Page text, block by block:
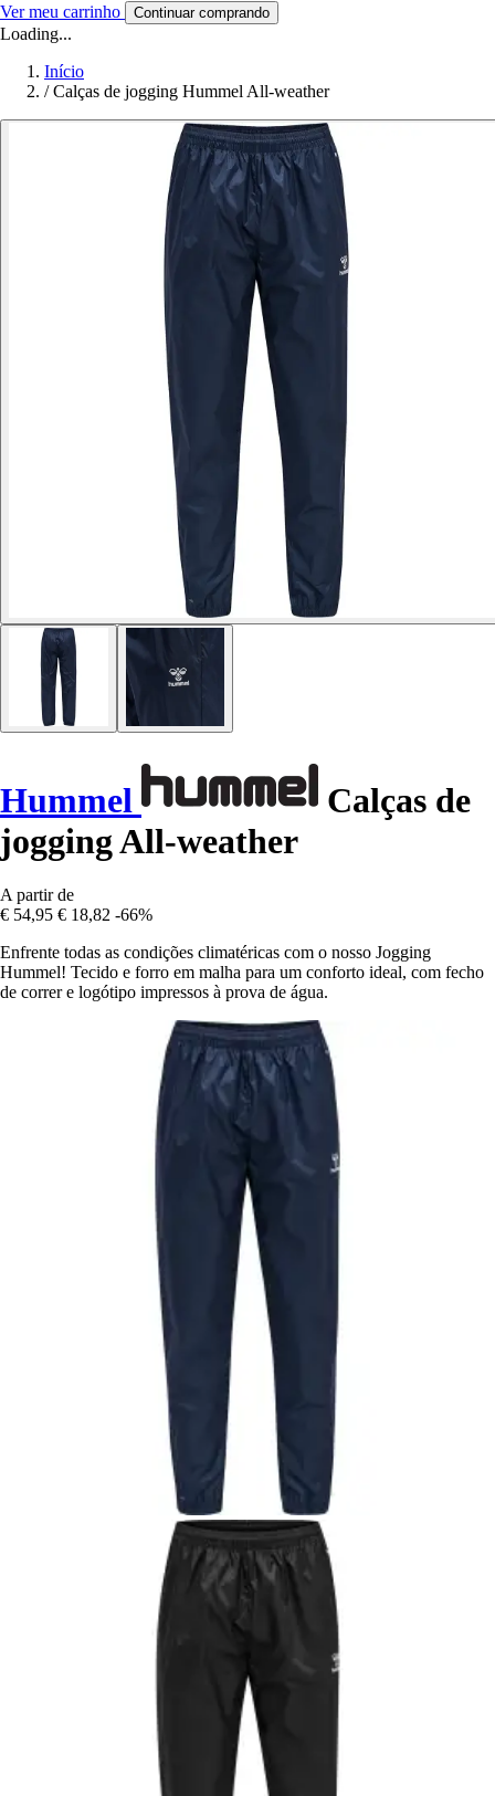
Ver meu carrinho Continuar comprando
Loading...
Início
/ Calças de jogging Hummel All-weather
Hummel
Calças de
jogging All-weather
A partir de
€ 54,95 € 18,82 -66%
Enfrente todas as condições climatéricas com o nosso Jogging
Hummel! Tecido e forro em malha para um conforto ideal, com fecho
de correr e logótipo impressos à prova de água.